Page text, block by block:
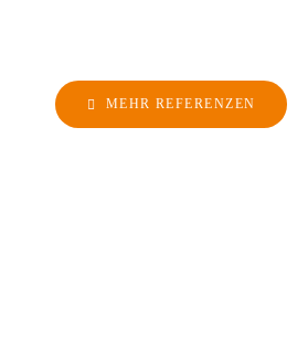
MEHR REFERENZEN